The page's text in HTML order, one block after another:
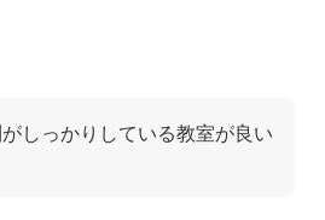
しっかりしている教室が良い